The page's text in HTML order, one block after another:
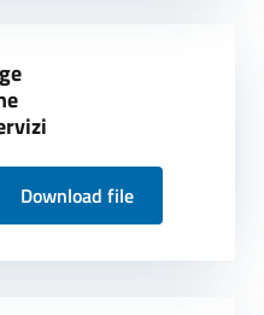
KBDownload file